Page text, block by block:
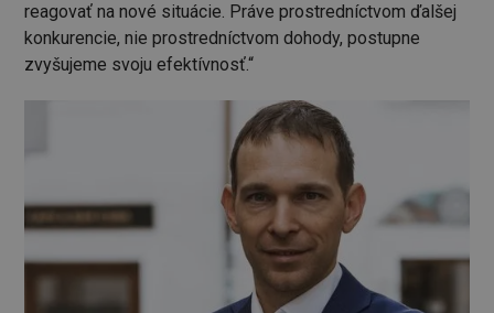
reagovať na nové situácie. Práve prostredníctvom ďalšej
konkurencie, nie prostredníctvom dohody, postupne
zvyšujeme svoju efektívnosť.“